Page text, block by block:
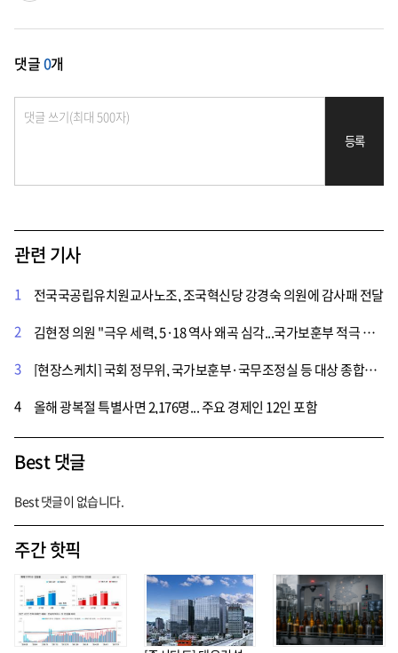
댓글0개
등록
관련 기사
1
전국국공립유치원교사노조, 조국혁신당 강경숙 의원에 감사패 전달
2
김현정 의원 "극우 세력, 5·18 역사 왜곡 심각...국가보훈부 적극 나서야"
3
[현장스케치] 국회 정무위, 국가보훈부·국무조정실 등 대상 종합감사
4
올해 광복절 특별사면 2,176명... 주요 경제인 12인 포함
Best 댓글
Best 댓글이 없습니다.
주간 핫픽